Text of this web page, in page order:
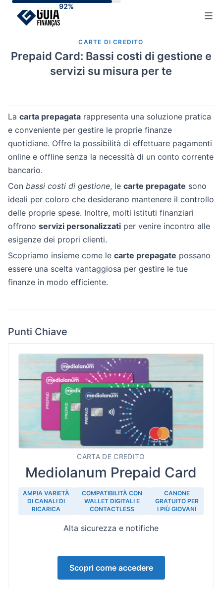
CARTE DI CREDITO
Prepaid Card: Bassi costi di gestione e
servizi su misura per te
La carta prepagata rappresenta una soluzione pratica
e conveniente per gestire le proprie finanze
quotidiane. Offre la possibilità di effettuare pagamenti
online e offline senza la necessità di un conto corrente
bancario.
Con bassi costi di gestione, le carte prepagate sono
ideali per coloro che desiderano mantenere il controllo
delle proprie spese. Inoltre, molti istituti finanziari
offrono servizi personalizzati per venire incontro alle
esigenze dei propri clienti.
Scopriamo insieme come le carte prepagate possano
essere una scelta vantaggiosa per gestire le tue
finanze in modo efficiente.
Punti Chiave
CARTA DE CREDITO
Mediolanum Prepaid Card
AMPIA VARIETÀ
DI CANALI DI
RICARICA
COMPATIBILITÀ CON
WALLET DIGITALI E
CONTACTLESS
CANONE
GRATUITO PER
I PIÙ GIOVANI
Alta sicurezza e notifiche
Scopri come accedere